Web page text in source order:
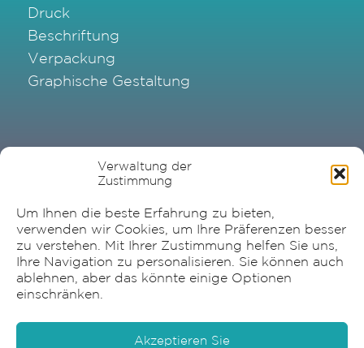
Verwaltung der
Zustimmung
Um Ihnen die beste Erfahrung zu bieten,
verwenden wir Cookies, um Ihre Präferenzen besser
zu verstehen. Mit Ihrer Zustimmung helfen Sie uns,
Ihre Navigation zu personalisieren. Sie können auch
ablehnen, aber das könnte einige Optionen
einschränken.
Akzeptieren Sie
Druck
Beschriftung
Verpackung
Graphische Gestaltung
Sensia AG
Bonnstrasse 22